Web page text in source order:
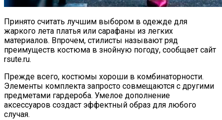
Принято считать лучшим выбором в одежде для
жаркого лета платья или сарафаны из легких
материалов. Впрочем, стилисты называют ряд
преимуществ костюма в знойную погоду, сообщает сайт
rsute.ru.
Прежде всего, костюмы хороши в комбинаторности.
Элементы комплекта запросто совмещаются с другими
предметами гардероба. Умелое дополнение
аксессуаров создаст эффектный образ для любого
случая.